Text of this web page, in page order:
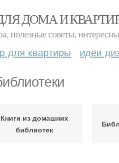
ДОМА И
полезные советы,
для квартиры идеи
Книги из домашних
библиотек